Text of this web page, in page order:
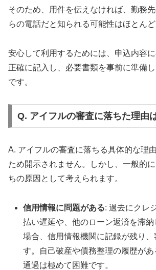
そのため、用件を伝えなければ、勤務
らの電話だと知られる可能性はほとんど
安心して利用するためには、申込内容
正確に記入し、必要書類を事前に準備
です。
Q. アイフルの審査に落ちた理由
A. アイフルの審査に落ちる具体的な理
ため開示されません。しかし、一般的
ちの原因として考えられます。
信用情報に問題がある: 過去にクレ
払い遅延や、他のローン返済を滞納
場合、信用情報機関に記録が残り、
す。自己破産や債務整理の履歴が
通過は極めて困難です。